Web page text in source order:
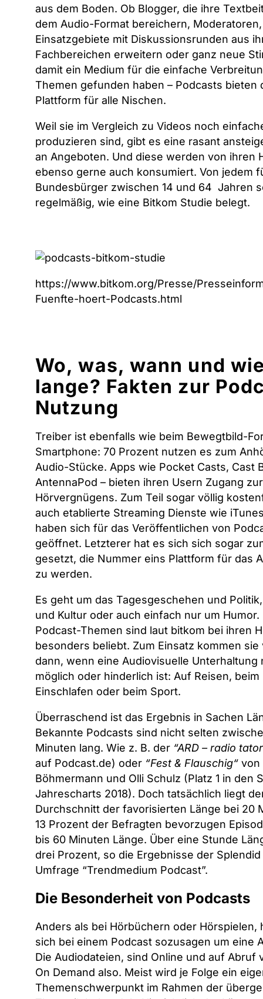
aus dem Boden. Ob Blogger, die ihre
dem Audio-Format bereichern,
Einsatzgebiete mit Diskussionsrunden aus
Fachbereichen erweitern oder ganz neue
damit ein Medium für die einfache
Themen gefunden haben – Podcasts bieten
Plattform für alle Nischen.
Weil sie im Vergleich zu Videos noch
produzieren sind, gibt es eine rasant
an Angeboten. Und diese werden von ihren
ebenso gerne auch konsumiert. Von jedem
Bundesbürger zwischen 14 und 64 Jahren
regelmäßig, wie eine Bitkom Studie belegt.
https://www.bitkom.org/Presse/
Fuenfte-hoert-Podcasts.html
Wo, was, wann und
lange? Fakten zur
Nutzung
Treiber ist ebenfalls wie beim Bewegtbild-
Smartphone: 70 Prozent nutzen es zum
Audio-Stücke. Apps wie Pocket Casts, Cast
AntennaPod – bieten ihren Usern Zugang
Hörvergnügens. Zum Teil sogar völlig
auch etablierte Streaming Dienste wie
haben sich für das Veröffentlichen von
geöffnet. Letzterer hat es sich sich sogar
gesetzt, die Nummer eins Plattform für das
zu werden.
Es geht um das Tagesgeschehen und
und Kultur oder auch einfach nur um Humor.
Podcast-Themen sind laut bitkom bei ihren
besonders beliebt. Zum Einsatz kommen sie
dann, wenn eine Audiovisuelle Unterhaltung
möglich oder hinderlich ist: Auf Reisen,
Einschlafen oder beim Sport.
Überraschend ist das Ergebnis in Sachen
Bekannte Podcasts sind nicht selten
Minuten lang. Wie z. B. der “ARD – radio
auf Podcast.de) oder “Fest & Flauschig“ von
Böhmermann und Olli Schulz (Platz 1 in den
Jahrescharts 2018). Doch tatsächlich liegt
Durchschnitt der favorisierten Länge bei 20
13 Prozent der Befragten bevorzugen
bis 60 Minuten Länge. Über eine Stunde
drei Prozent, so die Ergebnisse der
Umfrage “Trendmedium Podcast”.
Die Besonderheit von Podcasts
Anders als bei Hörbüchern oder Hörspielen,
sich bei einem Podcast sozusagen um eine
Die Audiodateien, sind Online und auf Abruf
On Demand also. Meist wird je Folge ein
Themenschwerpunkt im Rahmen der